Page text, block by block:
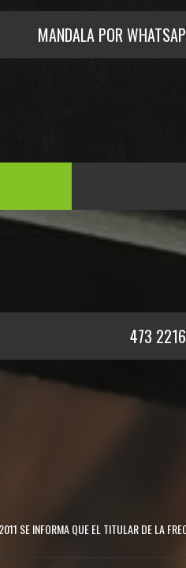
MANDALA POR
473
SE INFORMA QUE EL TITULAR DE LA